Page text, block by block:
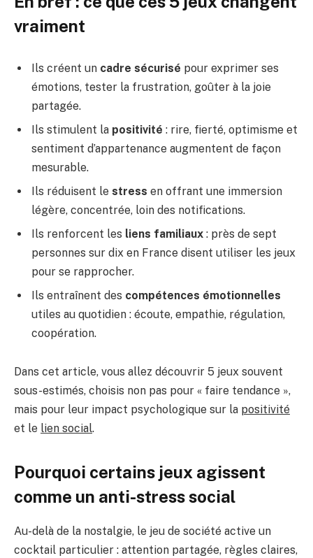
vraiment
Ils créent un cadre sécurisé pour exprimer ses
émotions, tester la frustration, goûter à la joie
partagée.
Ils stimulent la positivité : rire, fierté, optimisme et
sentiment d’appartenance augmentent de façon
mesurable.
Ils réduisent le stress en offrant une immersion
légère, concentrée, loin des notifications.
Ils renforcent les liens familiaux : près de sept
personnes sur dix en France disent utiliser les jeux
pour se rapprocher.
Ils entraînent des compétences émotionnelles
utiles au quotidien : écoute, empathie, régulation,
coopération.
Dans cet article, vous allez découvrir 5 jeux souvent
sous-estimés, choisis non pas pour « faire tendance »,
mais pour leur impact psychologique sur la positivité
et le lien social.
Pourquoi certains jeux agissent
comme un anti-stress social
Au-delà de la nostalgie, le jeu de société active un
cocktail particulier : attention partagée, règles claires,